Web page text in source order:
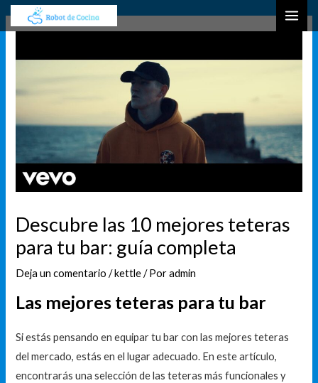
Descubre las 10 mejores teteras
para tu bar: guía completa
Deja un comentario /kettle/ Poradmin
Las mejores teteras para tu bar
Si estás pensando en equipar tu bar con las mejores teteras
del mercado, estás en el lugar adecuado. En este artículo,
encontrarás una selección de las teteras más funcionales y
Navegación
deu
a
r